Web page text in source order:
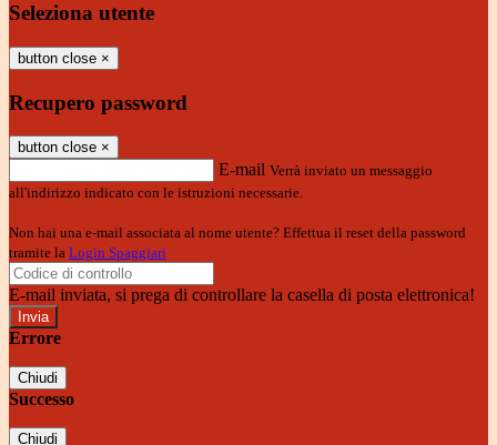
Seleziona utente
button close ×
Recupero password
button close ×
E-mail Verrà inviato un messaggio
all'indirizzo indicato con le istruzioni necessarie.
Non hai una e-mail associata al nome utente? Effettua il reset della password
tramite la Login Spaggiari
E-mail inviata, si prega di controllare la casella di posta elettronica!
Errore
Chiudi
Successo
Chiudi